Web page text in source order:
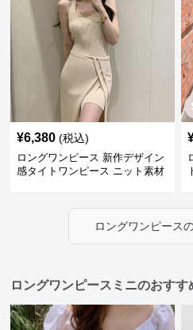
¥6,380 (税込)
ロングワンピース 新作デザイン
感タイトワンピース ニット素材
ロングワンピース
ロングワンピースミニのおすす